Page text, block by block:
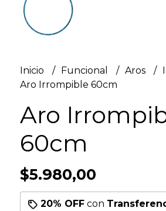
Inicio Funcional Aros
Aro Irrompible 60cm
Aro
60cm
$5.980,00
20% OFFcon